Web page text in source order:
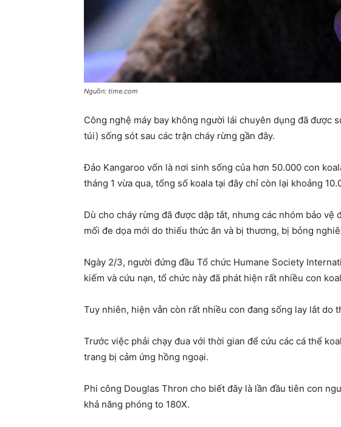
Nguồn: time.com
Công nghệ máy bay không người lái chuyên dụng đã được
túi) sống sót sau các trận cháy rừng gần đây.
Đảo Kangaroo vốn là nơi sinh sống của hơn 50.000 con
tháng 1 vừa qua, tổng số koala tại đây chỉ còn lại khoảng
Dù cho cháy rừng đã được dập tắt, nhưng các nhóm bảo
mối đe dọa mới do thiếu thức ăn và bị thương, bị bỏng
Ngày 2/3, người đứng đầu Tổ chức Humane Society
kiếm và cứu nạn, tổ chức này đã phát hiện rất nhiều con
Tuy nhiên, hiện vẫn còn rất nhiều con đang sống lay lắt
Trước việc phải chạy đua với thời gian để cứu các cá thể
trang bị cảm ứng hồng ngoại.
Phi công Douglas Thron cho biết đây là lần đầu tiên con
khả năng phóng to 180X.